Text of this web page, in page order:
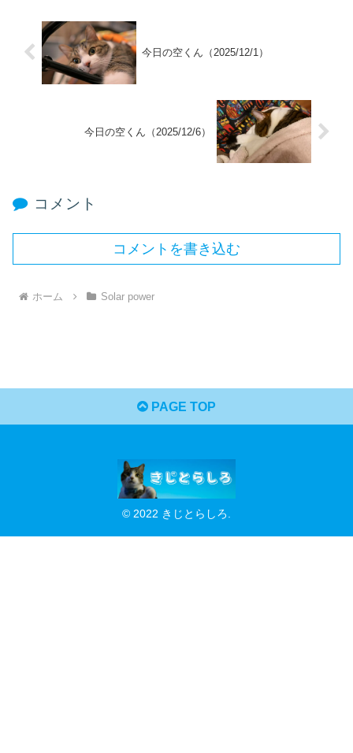
今日の空くん（2025/12/1）
今日の空くん（2025/12/6）
コメント
コメントを書き込む
ホーム Solar power
PAGE TOP
© 2022 きじとらしろ.